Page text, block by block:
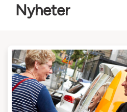
Nyheter